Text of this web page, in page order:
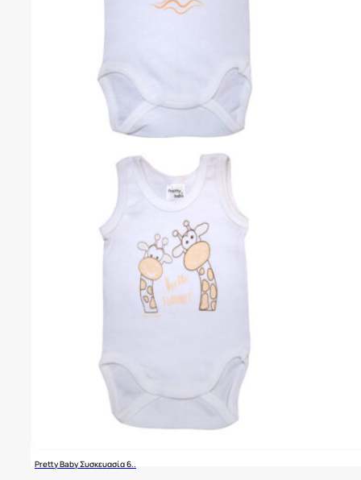
Pretty Baby Συσκευασία 6..